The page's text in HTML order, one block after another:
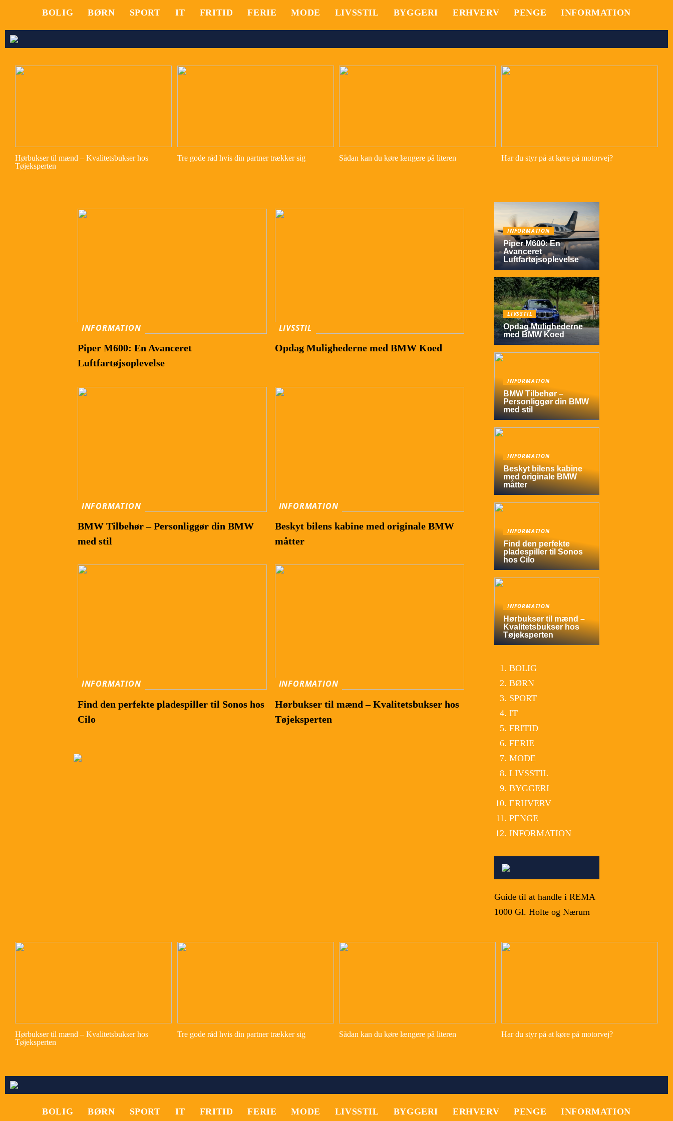
BOLIG BØRN SPORT IT FRITID FERIE MODE LIVSSTIL BYGGERI ERHVERV PENGE INFORMATION
Hørbukser til mænd – Kvalitetsbukser hos
Tøjeksperten
Tre gode råd hvis din partner trækker sig Sådan kan du køre længere på literen Har du styr på at køre på motorvej?
INFORMATION
Piper M600: En Avanceret
Luftfartøjsoplevelse
LIVSSTIL
Opdag Mulighederne med BMW Koed
INFORMATION
BMW Tilbehør – Personliggør din BMW
med stil
INFORMATION
Beskyt bilens kabine med originale BMW
måtter
INFORMATION
Find den perfekte pladespiller til Sonos hos
Cilo
INFORMATION
Hørbukser til mænd – Kvalitetsbukser hos
Tøjeksperten
INFORMATION
Piper M600: En
Avanceret
Luftfartøjsoplevelse
LIVSSTIL
Opdag Mulighederne
med BMW Koed
INFORMATION
BMW Tilbehør –
Personliggør din BMW
med stil
INFORMATION
Beskyt bilens kabine
med originale BMW
måtter
INFORMATION
Find den perfekte
pladespiller til Sonos
hos Cilo
INFORMATION
Hørbukser til mænd –
Kvalitetsbukser hos
Tøjeksperten
BOLIG
BØRN
SPORT
IT
FRITID
FERIE
MODE
LIVSSTIL
BYGGERI
ERHVERV
PENGE
INFORMATION
Guide til at handle i REMA
1000 Gl. Holte og Nærum
Hørbukser til mænd – Kvalitetsbukser hos
Tøjeksperten
Tre gode råd hvis din partner trækker sig Sådan kan du køre længere på literen Har du styr på at køre på motorvej?
BOLIG BØRN SPORT IT FRITID FERIE MODE LIVSSTIL BYGGERI ERHVERV PENGE INFORMATION